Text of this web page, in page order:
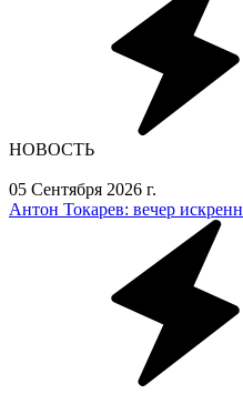
НОВОСТЬ
05 Сентября 2026 г.
Антон Токарев: вечер